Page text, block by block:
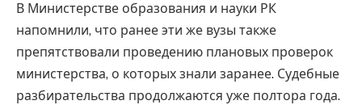
В Министерстве образования и науки РК
напомнили, что ранее эти же вузы также
препятствовали проведению плановых проверок
министерства, о которых знали заранее. Судебные
разбирательства продолжаются уже полтора года.